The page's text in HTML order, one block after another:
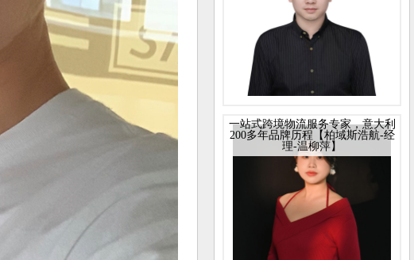
一站式跨境物流服务专家，意大利
200多年品牌历程【柏域斯浩航-经
理-温柳萍】